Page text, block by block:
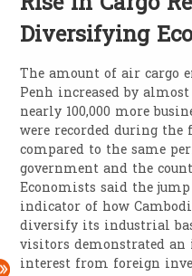
Diversifying
The amount of air cargo
Penh increased by
nearly 100,000 more
were recorded during
compared to the same
government and the
Economists said the
indicator of how
diversify its industrial
visitors demonstrated
interest from foreign